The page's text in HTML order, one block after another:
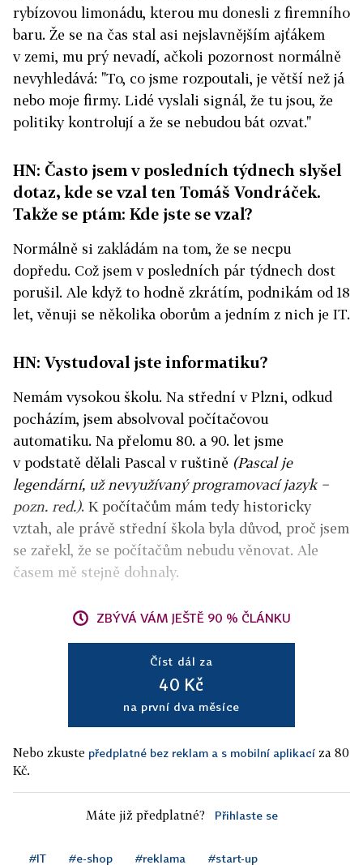
rybízovou limonádu, kterou mu donesli z firemního
baru. Že se na čas stal asi nejslavnějším ajťákem
v zemi, mu prý nevadí, ačkoli pozornost normálně
nevyhledává: "To, co jsme rozpoutali, je větší než já
nebo moje firmy. Lidé vyslali signál, že tu jsou, že
politiky kontrolují a že se nebudou bát ozvat."
HN: Často jsem v posledních týdnech slyšel
dotaz, kde se vzal ten Tomáš Vondráček.
Takže se ptám: Kde jste se vzal?
Normálně si zakládám na tom, že se necpu
dopředu. Což jsem v posledních pár týdnech dost
porušil. Ale když to hodně zkrátím, podnikám od 18
let, věnuji se několika oborům a jedním z nich je IT.
HN: Vystudoval jste informatiku?
Nemám vysokou školu. Na střední v Plzni, odkud
pocházím, jsem absolvoval počítačovou
automatiku. Na přelomu 80. a 90. let jsme
v podstatě dělali Pascal v ruštině (Pascal je
legendární, už nevyužívaný programovací jazyk −
pozn. red.). K počítačům mám tedy historicky
vztah, ale právě střední škola byla důvod, proč jsem
se zařekl, že se počítačům nebudu věnovat. Ale
časem mě stejně dohnaly.
ZBÝVÁ VÁM JEŠTĚ 90 % ČLÁNKU
Číst dál za
40 Kč
na první dva měsíce
Nebo zkuste předplatné bez reklam a s mobilní aplikací za 80
Kč.
Máte již předplatné? Přihlaste se
#IT #e-shop #reklama #start-up